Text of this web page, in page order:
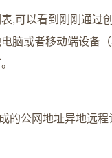
,可以看到刚刚通过
脑或者移动端设备
的公网地址异地远